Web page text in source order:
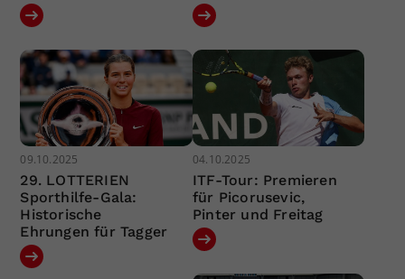
09.10.2025
29. LOTTERIEN
Sporthilfe-Gala:
Historische
Ehrungen für Tagger
04.10.2025
ITF-Tour: Premieren
für Picorusevic,
Pinter und Freitag